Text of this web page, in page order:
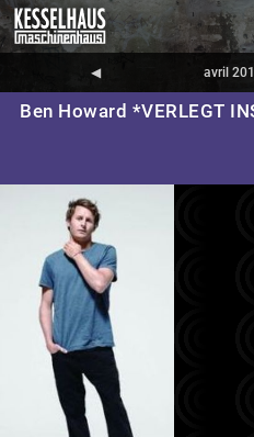
◀︎ avril
Ben Howard *VERLEGT